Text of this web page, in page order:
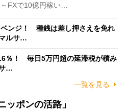
FXで10億円稼い…
ベンジ！ 種銭は差し押さえを免れ
ルサ…
％！ 毎日5万円超の延滞税が積み
…
一覧を見る
ッポンの活路」